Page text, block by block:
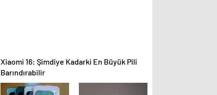
Xiaomi 16: Şimdiye Kadarki En Büyük Pili
Barındırabilir